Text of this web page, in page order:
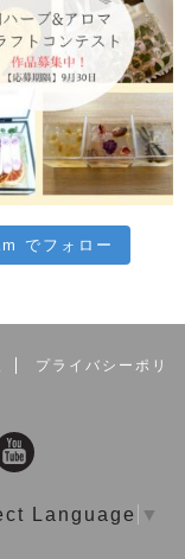
でフォロー
プライバシーポリ
Language ▼